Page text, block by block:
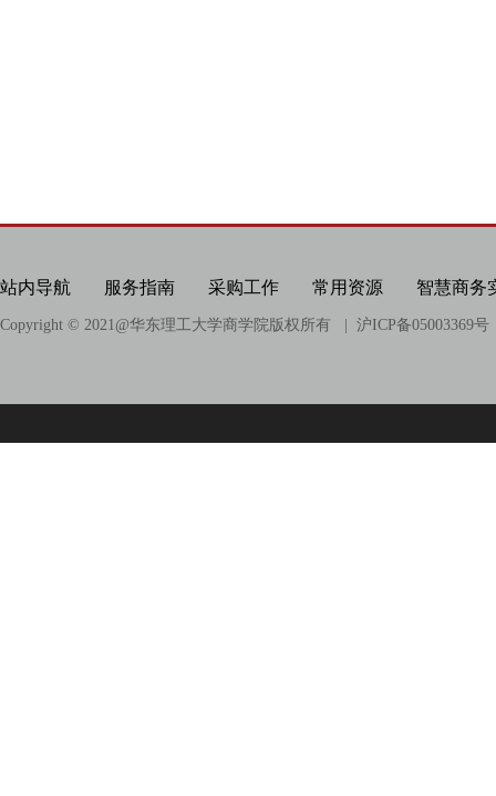
站内导航 服务指南 采购工作 常用资源 智慧商务
Copyright © 2021@华东理工大学商学院版权所有 | 沪ICP备05003369号